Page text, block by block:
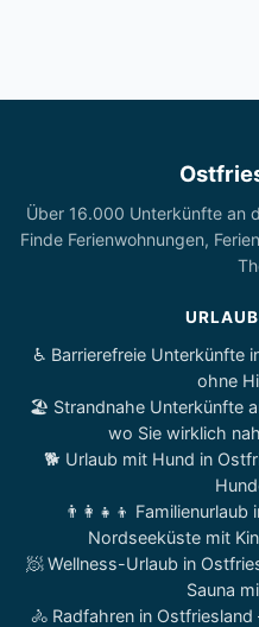
Über 16.000 Unterkünfte an
Finde Ferienwohnungen,
♿ Barrierefreie Unterkünfte
ohne
🏖️ Strandnahe Unterkünfte
wo Sie wirklich
🐕 Urlaub mit Hund in
👨‍👩‍👧‍👦
Nordseeküste mit
🧖 Wellness-Urlaub in
Sauna
🚴 Radfahren in